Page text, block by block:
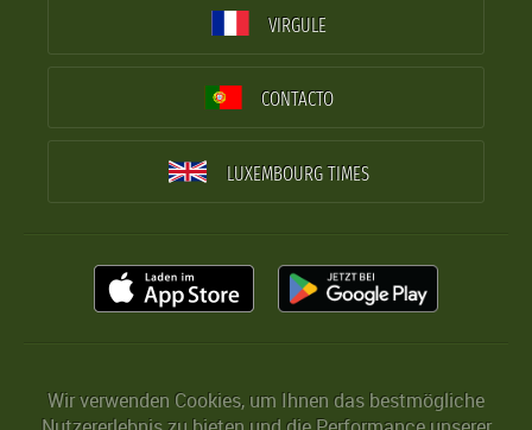
VIRGULE
CONTACTO
LUXEMBOURG TIMES
Wir verwenden Cookies, um Ihnen das bestmögliche